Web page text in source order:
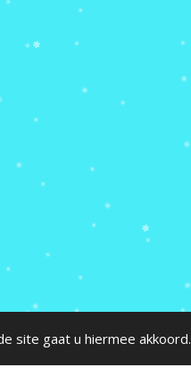
site gaat u hiermee akkoord.